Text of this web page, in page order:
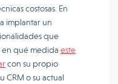
costosas. En
implantar un
que
qué medida este
con su propio
CRM o su actual